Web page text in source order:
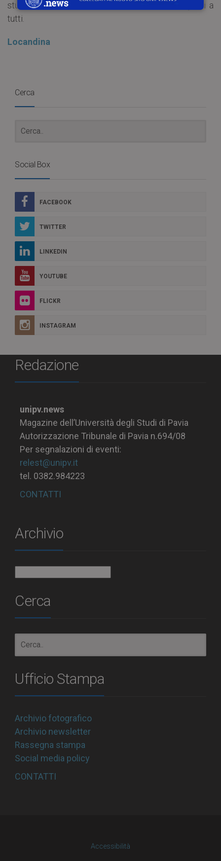
studenti del triennio, ma sono naturalmente aperti a
tutti.
Locandina
Cerca
Social Box
FACEBOOK
TWITTER
LINKEDIN
YOUTUBE
FLICKR
INSTAGRAM
Redazione
unipv.news
Magazine dell’Università degli Studi di Pavia
Autorizzazione Tribunale di Pavia n.694/08
Per segnalazioni di eventi:
relest@unipv.it
tel. 0382.984223
CONTATTI
Archivio
Cerca
Ufficio Stampa
Archivio fotografico
Archivio newsletter
Rassegna stampa
Social media policy
CONTATTI
Accessibilità